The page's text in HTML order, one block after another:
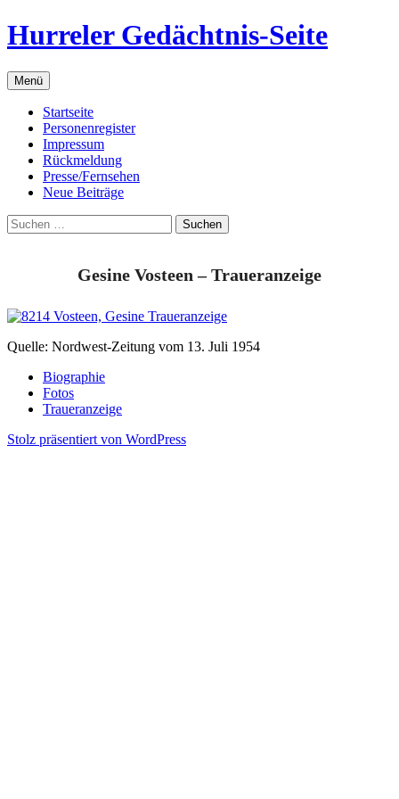
Zum
Inhalt
Hurreler Gedächtnis-Seite
Menü
Startseite
Personenregister
Impressum
Rückmeldung
Presse/Fernsehen
Neue Beiträge
Suchen
nach:
Gesine Vosteen – Traueranzeige
Quelle: Nordwest-Zeitung vom 13. Juli 1954
Biographie
Fotos
Traueranzeige
Stolz präsentiert von WordPress